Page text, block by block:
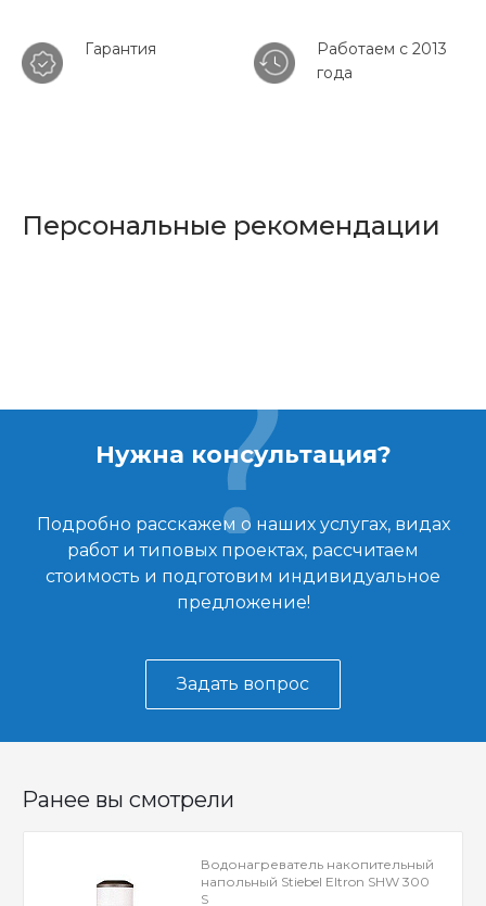
Гарантия
Работаем с 2013
года
Персональные рекомендации
Нужна консультация?
Подробно расскажем о наших услугах, видах
работ и типовых проектах, рассчитаем
стоимость и подготовим индивидуальное
предложение!
Задать вопрос
Ранее вы смотрели
Водонагреватель накопительный
напольный Stiebel Eltron SHW 300
S